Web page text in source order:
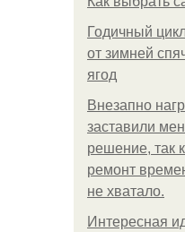
Годичный
от зимней
ягод
Внезапно
заставили
решение, так
ремонт
не хватало.
Интересная